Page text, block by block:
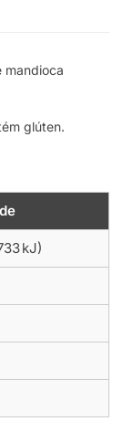
mandioca
glúten.
kJ)